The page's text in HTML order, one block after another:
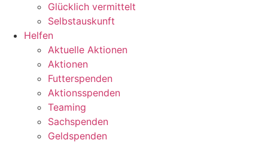
Glücklich vermittelt
Selbstauskunft
Helfen
Aktuelle Aktionen
Aktionen
Futterspenden
Aktionsspenden
Teaming
Sachspenden
Geldspenden